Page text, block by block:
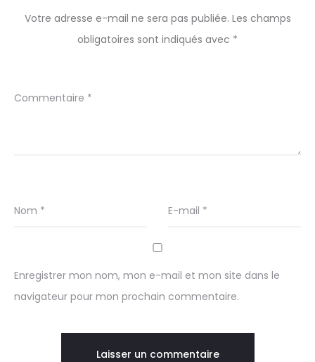
Votre adresse e-mail ne sera pas publiée. Les champs
obligatoires sont indiqués avec *
Commentaire *
Nom * E-mail *
Enregistrer mon nom, mon e-mail et mon site dans le
navigateur pour mon prochain commentaire.